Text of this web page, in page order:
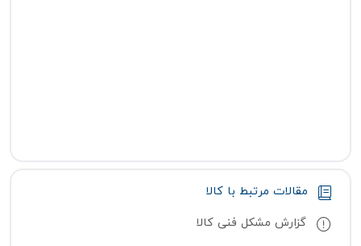
مقالات مرتبط با کالا
گزارش مشکل فنی کالا